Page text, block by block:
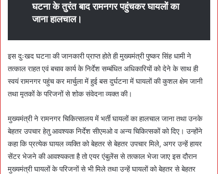
घटना के तुरंत बाद रामनगर पहुंचकर घायलों का
जाना हालचाल।
इस दुःखद घटना की जानकारी प्राप्त होते ही मुख्यमंत्री पुष्कर सिंह धामी ने
तत्काल राहत एवं बचाव कार्य के निर्देश सम्बंधित अधिकारियों को देने के साथ ही
स्वयं रामनगर पहुंच कर मार्चुला में हुई बस दुर्घटना में घायलों की कुशल क्षेम जानी
तथा मृतकों के परिजनों से शोक संवेदना व्यक्त की।
मुख्यमंत्री ने रामनगर चिकित्सालय में भर्ती घायलों का हालचाल जाना तथा उनके
बेहतर उपचार हेतु आवश्यक निर्देश सीएमओ व अन्य चिकित्सकों को दिए। उन्होंने
कहा कि प्रत्येक घायल व्यक्ति को बेहतर से बेहतर उपचार मिले, अगर उन्हें हायर
सेंटर भेजने की आवश्यकता है तो एयर एंबुलेंस से तत्काल भेजा जाए इस दौरान
मुख्यमंत्री घायलों के परिजनों से भी मिले तथा उन्हें घायलों को बेहतर से बेहतर